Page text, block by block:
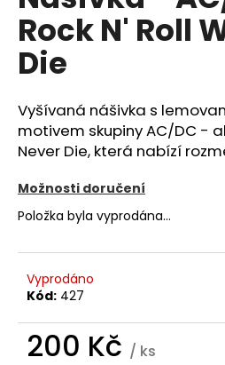
0,0
5
hvězdiček.
Rock N' Roll
Die
Vyšívaná nášivka s
motivem skupiny AC/DC -
Never Die, která nabízí
Možnosti doručení
Položka byla vyprodána…
Vyprodáno
Kód: 427
200 Kč / ks
a
j
í
?
D
o
p
o